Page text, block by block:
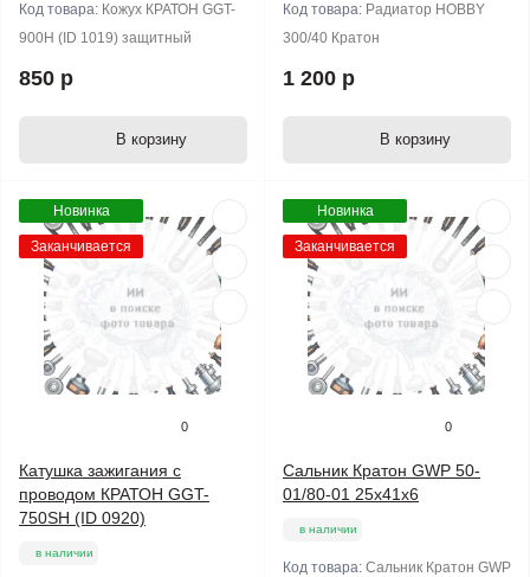
Код товара: Кожух КРАТОН GGT-
900H (ID 1019) защитный
850 р
В корзину
Код товара: Радиатор HOBBY
300/40 Кратон
1 200 р
В корзину
Новинка
Заканчивается
0
Катушка зажигания с
проводом КРАТОН GGT-
750SH (ID 0920)
в наличии
Новинка
Заканчивается
0
Сальник Кратон GWP 50-
01/80-01 25x41x6
в наличии
Код товара: Сальник Кратон GWP